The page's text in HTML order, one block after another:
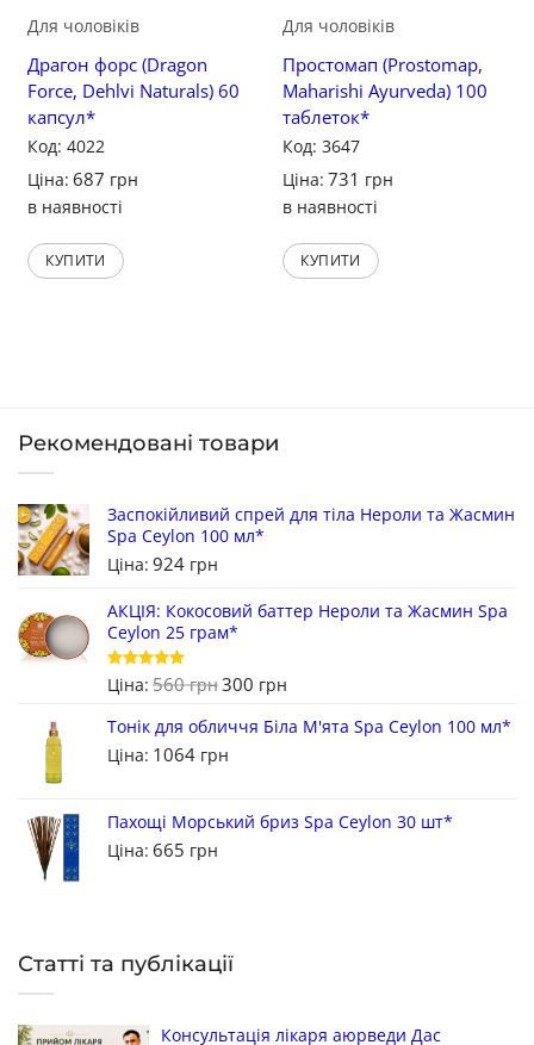
Для чоловіків
Драгон форс (Dragon
Force, Dehlvi Naturals) 60
капсул*
Код: 4022
Ціна: 687 грн
в наявності
КУПИТИ
Для чоловіків
Простомап (Prostomap,
Maharishi Ayurveda) 100
таблеток*
Код: 3647
Ціна: 731 грн
в наявності
КУПИТИ
Рекомендовані товари
Заспокійливий спрей для тіла Нероли та Жасмин
Spa Ceylon 100 мл*
Ціна: 924 грн
АКЦІЯ: Кокосовий баттер Нероли та Жасмин Spa
Ceylon 25 грам*
Оцінено в
5з 5
Ціна: 560грн300 грн
Тонік для обличчя Біла М'ята Spa Ceylon 100 мл*
Ціна: 1064 грн
Пахощі Морський бриз Spa Ceylon 30 шт*
Ціна: 665 грн
Статті та публікації
Консультація лікаря аюрведи Дас